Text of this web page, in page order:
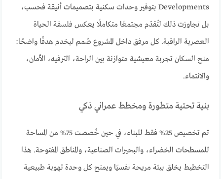
Developments بتوفير وحدات سكنية بتصميمات أنيقة فحسب،
بل تجاوزت ذلك لتُقدّم مجتمعًا متكاملًا يعكس فلسفة الحياة
العصرية الراقية. كل مرفق داخل المشروع صُمم ليخدم هدفًا واضحًا:
منح السكان تجربة معيشية متوازنة بين الراحة، الترفيه، الأمان،
والانتماء.
بنية تحتية متطورة ومخطط عمراني ذكي
تم تخصيص 25% فقط للبناء، في حين خُصصت 75% من المساحة
للمسطحات الخضراء، والبحيرات الصناعية، والمناطق المفتوحة. هذا
التخطيط يخلق بيئة مريحة نفسيًا ويمنح كل وحدة تهوية طبيعية